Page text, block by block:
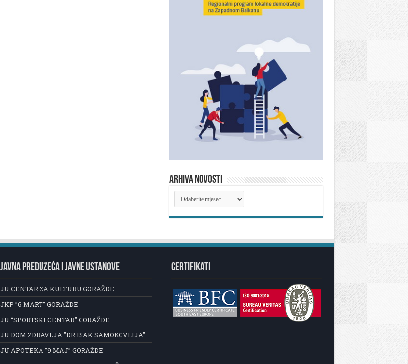
ARHIVA NOVOSTI
ARHIVA
NOVOSTI
JAVNA PREDUZEĆA I JAVNE USTANOVE
JU CENTAR ZA KULTURU GORAŽDE
JKP ”6 MART” GORAŽDE
JU “SPORTSKI CENTAR” GORAŽDE
JU DOM ZDRAVLJA ”DR ISAK SAMOKOVLIJA”
JU APOTEKA ”9 MAJ” GORAŽDE
CERTIFIKATI